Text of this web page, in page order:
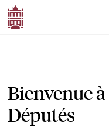
Bienvenue
Députés